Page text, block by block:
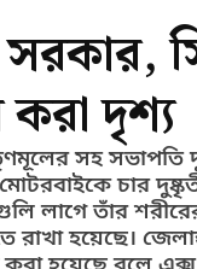
দৃশ্য
সহ সভাপতি
চার
লাগে তাঁর
রাখা হয়েছে।